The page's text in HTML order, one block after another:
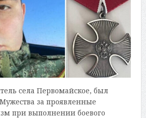
села Первомайское, был
за проявленные
при выполнении боевого